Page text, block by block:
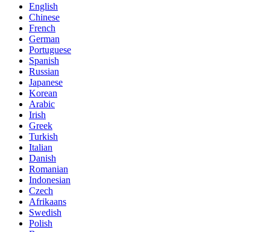
English
Chinese
French
German
Portuguese
Spanish
Russian
Japanese
Korean
Arabic
Irish
Greek
Turkish
Italian
Danish
Romanian
Indonesian
Czech
Afrikaans
Swedish
Polish